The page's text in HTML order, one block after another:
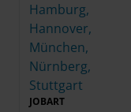
Hamburg,
Hannover,
München,
Nürnberg,
Stuttgart
JOBART